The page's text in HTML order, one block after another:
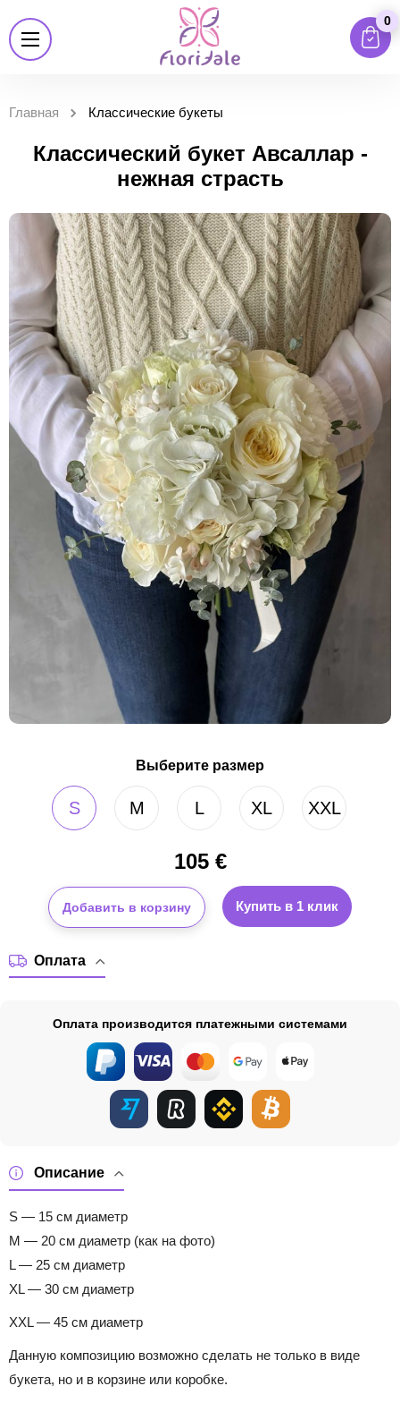
0
Главная Классические букеты
Классический букет Авсаллар -
нежная страсть
Выберите размер
S M L XL XXL
105€
Добавить в корзину Купить в 1 клик
Описание
S — 15 см диаметр
M — 20 см диаметр (как на фото)
L — 25 см диаметр
XL — 30 см диаметр
XXL — 45 см диаметр
Данную композицию возможно сделать не только в виде
букета, но и в корзине или коробке.
Оплата
Оплата производится платежными системами